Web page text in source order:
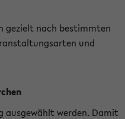
gezielt nach bestimmten
und
ausgewählt werden. Damit